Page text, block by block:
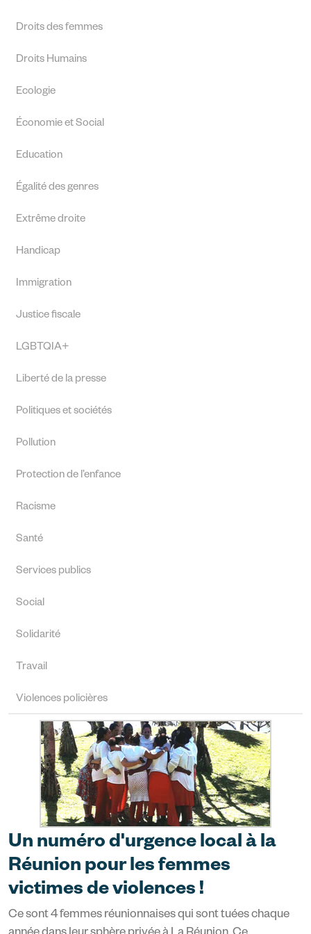
Droits des femmes
Droits Humains
Ecologie
Économie et Social
Education
Égalité des genres
Extrême droite
Handicap
Immigration
Justice fiscale
LGBTQIA+
Liberté de la presse
Politiques et sociétés
Pollution
Protection de l’enfance
Racisme
Santé
Services publics
Social
Solidarité
Travail
Violences policières
Un numéro d'urgence local à la
Réunion pour les femmes
victimes de violences !
Ce sont 4 femmes réunionnaises qui sont tuées chaque
année dans leur sphère privée à La Réunion. Ce